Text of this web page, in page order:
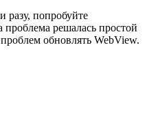
разу, попробуйте
проблема решалась простой
обновлять WebView.